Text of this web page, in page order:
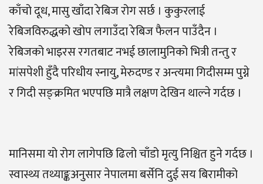
काँचो दूध, मासु खाँदा रेबिज रोग सर्छ । कुकुरलाई
रेबिजविरुद्धको खोप लगाउँदा रेबिज फैलन पाउँदैन ।
रेबिजको भाइरस रगतबाट नभई छालामुनिको भित्री तन्तु र
मांसपेशी हुँदै परिधीय स्नायु, मेरुदण्ड र अन्त्यमा गिदीसम्म पुग्ने
र गिदी सङ्क्रमित भएपछि मात्रै लक्षण देखिन थाल्ने गर्दछ ।
मानिसमा यो रोग लागेपछि ढिलो चाँडो मृत्यु निश्चित हुने गर्दछ ।
स्वास्थ्य तथ्याङ्कअनुसार नेपालमा बर्सेनि दुई सय बिरामीको